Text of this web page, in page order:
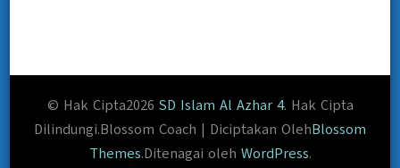
© Hak Cipta2026 SD Islam Al Azhar 4. Hak Cipta
Dilindungi.Blossom Coach | Diciptakan OlehBlossom
Themes.Ditenagai oleh WordPress.